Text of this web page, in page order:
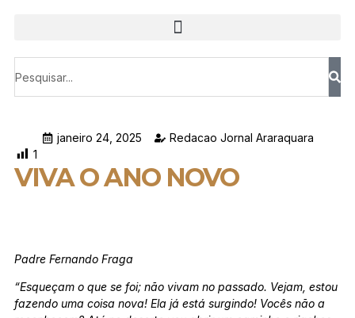
janeiro 24, 2025
Redacao Jornal Araraquara
1
VIVA O ANO NOVO
Padre Fernando Fraga
“Esqueçam o que se foi; não vivam no passado. Vejam, estou
fazendo uma coisa nova! Ela já está surgindo! Vocês não a